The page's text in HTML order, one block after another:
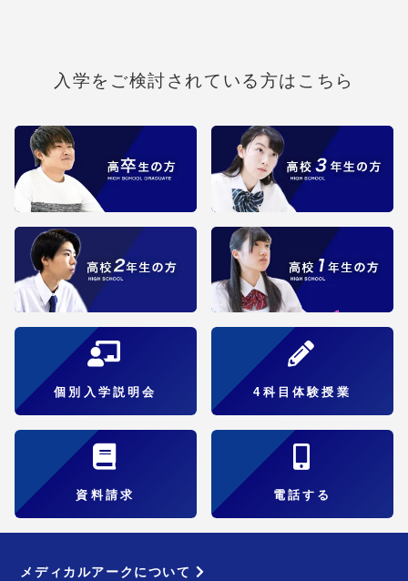
入学をご検討されている方はこちら
個別入学説明会 4科目体験授業
資料請求 電話する
メディカルアークについて